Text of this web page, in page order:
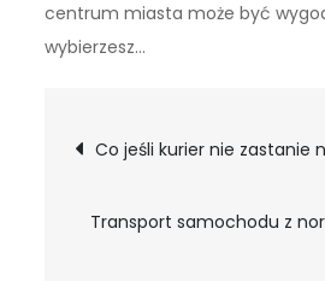
centrum miasta może być
wybierzesz…
wpisu
Co jeśli kurier nie zastanie
Transport samochodu z